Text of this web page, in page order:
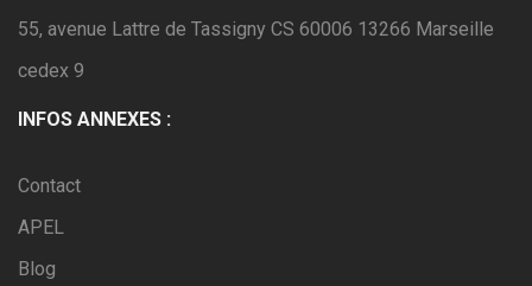
55, avenue Lattre de Tassigny CS 60006 13266 Marseille
cedex 9
INFOS ANNEXES :
Contact
APEL
Blog